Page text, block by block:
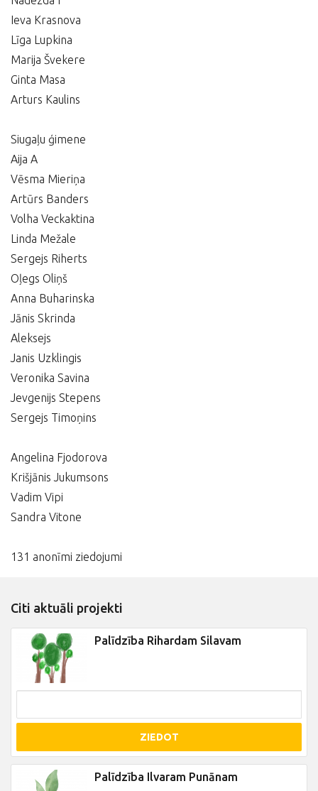
Ieva Krasnova
Līga Lupkina
Marija Švekere
Ginta Masa
Arturs Kaulins
Siugaļu ģimene
Aija A
Vēsma Mieriņa
Artūrs Banders
Volha Veckaktina
Linda Mežale
Sergejs Riherts
Oļegs Oliņš
Anna Buharinska
Jānis Skrinda
Aleksejs
Janis Uzklingis
Veronika Savina
Jevgenijs Stepens
Sergejs Timoņins
Angelina Fjodorova
Krišjānis Jukumsons
Vadim Vipi
Sandra Vitone
131 anonīmi ziedojumi
Citi aktuāli projekti
Palīdzība Rihardam Silavam
ZIEDOT
Palīdzība Ilvaram Punānam